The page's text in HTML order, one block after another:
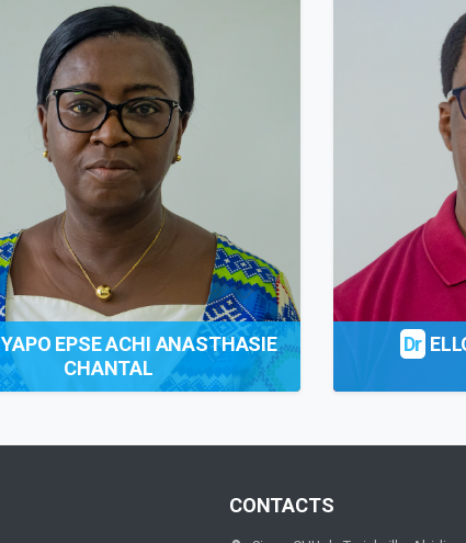
YAPO EPSE ACHI ANASTHASIE
CHANTAL
Dr
CONTACTS